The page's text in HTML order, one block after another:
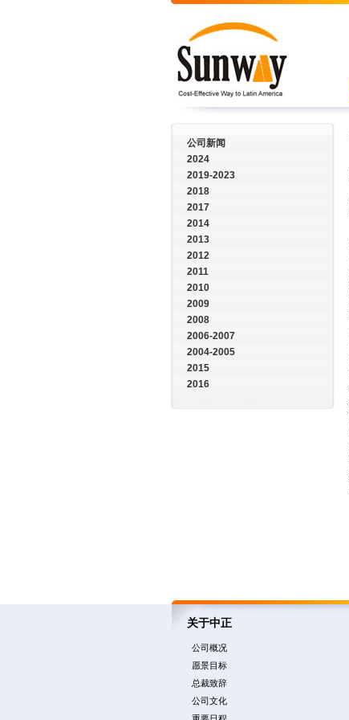
公司新闻
2024
2019-2023
2018
2017
2014
2013
2012
2011
2010
2009
2008
2006-2007
2004-2005
2015
2016
关于中正
公司概况
愿景目标
总裁致辞
公司文化